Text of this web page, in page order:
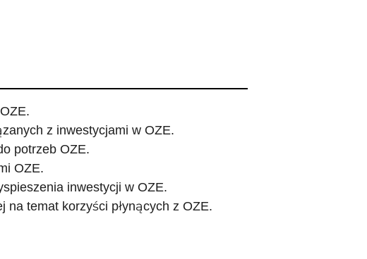
z inwestycjami w OZE.
potrzeb OZE.
OZE.
inwestycji w OZE.
temat korzyści płynących z OZE.